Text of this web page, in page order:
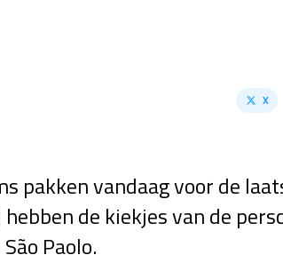
X
pakken vandaag voor de
hebben de kiekjes van de
Paolo.